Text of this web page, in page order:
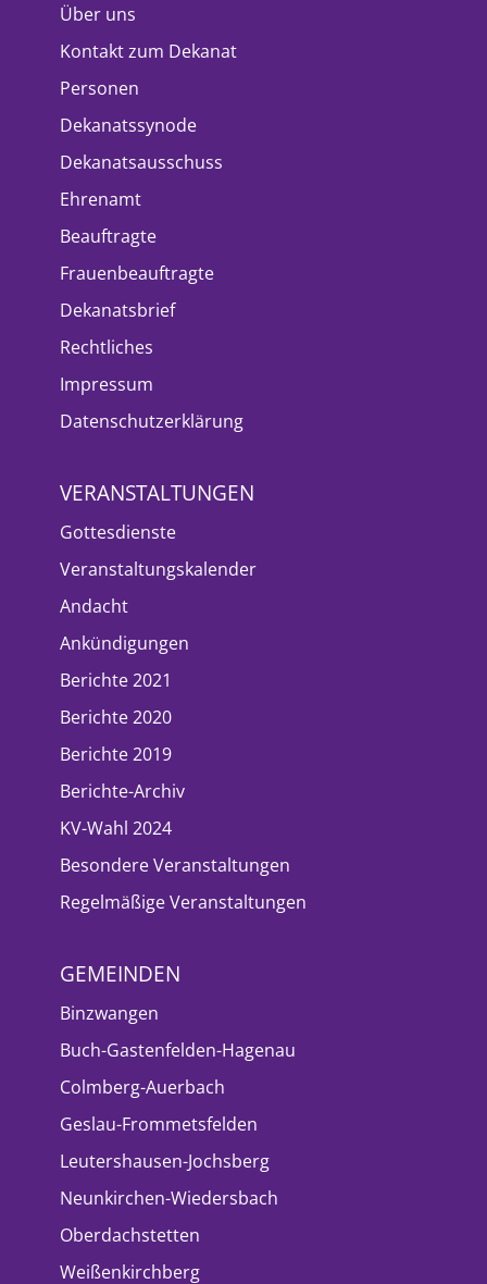
Über uns
Kontakt zum Dekanat
Personen
Dekanatssynode
Dekanatsausschuss
Ehrenamt
Beauftragte
Frauenbeauftragte
Dekanatsbrief
Rechtliches
Impressum
Datenschutzerklärung
VERANSTALTUNGEN
Gottesdienste
Veranstaltungskalender
Andacht
Ankündigungen
Berichte 2021
Berichte 2020
Berichte 2019
Berichte-Archiv
KV-Wahl 2024
Besondere Veranstaltungen
Regelmäßige Veranstaltungen
GEMEINDEN
Binzwangen
Buch-Gastenfelden-Hagenau
Colmberg-Auerbach
Geslau-Frommetsfelden
Leutershausen-Jochsberg
Neunkirchen-Wiedersbach
Oberdachstetten
Weißenkirchberg